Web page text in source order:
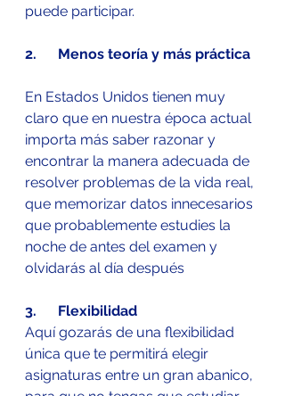
puede participar.
2.      Menos teoría y más práctica
En Estados Unidos tienen muy
claro que en nuestra época actual
importa más saber razonar y
encontrar la manera adecuada de
resolver problemas de la vida real,
que memorizar datos innecesarios
que probablemente estudies la
noche de antes del examen y
olvidarás al día después
3.      Flexibilidad
Aquí gozarás de una flexibilidad
única que te permitirá elegir
asignaturas entre un gran abanico,